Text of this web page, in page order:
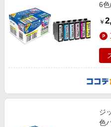
ペット・花・DIY・車
旅行・レジャー・ホテル予約
金融・マネー・保険
わくわく夏特集
とことん買い物チャレンジ
Apple公式サイト×楽天カード分
Samsung ボーナスキャンペーン
週末の高還元 夏の長期版
6
￥
ジ
色